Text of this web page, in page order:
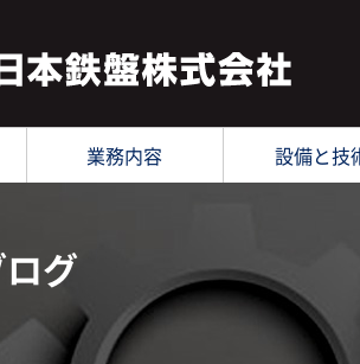
業務内容 設備と技
グ